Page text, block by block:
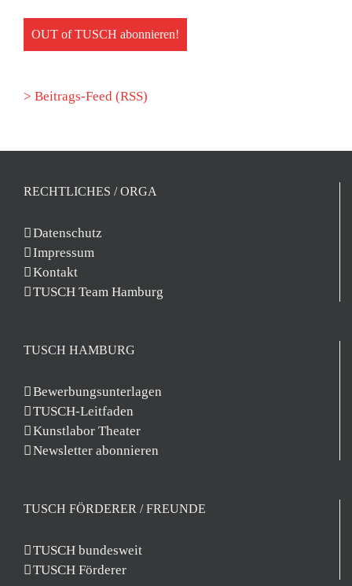
> Beitrags-Feed (RSS)
RECHTLICHES / ORGA
Datenschutz
Impressum
Kontakt
TUSCH Team Hamburg
TUSCH HAMBURG
Bewerbungsunterlagen
TUSCH-Leitfaden
Kunstlabor Theater
Newsletter abonnieren
TUSCH FÖRDERER / FREUNDE
TUSCH bundesweit
TUSCH Förderer